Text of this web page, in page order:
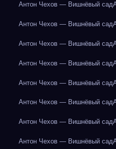
Антон Чехов — Вишнёвый сад
Антон Чехов — Вишнёвый сад
Антон Чехов — Вишнёвый сад
Антон Чехов — Вишнёвый сад
Антон Чехов — Вишнёвый сад
Антон Чехов — Вишнёвый сад
Антон Чехов — Вишнёвый сад
Антон Чехов — Вишнёвый сад